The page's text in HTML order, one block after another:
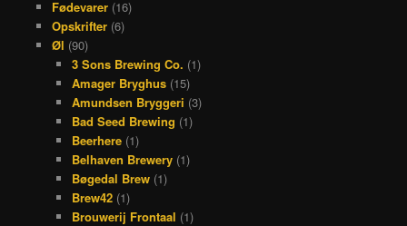
Fødevarer(16)
Opskrifter(6)
Øl (90)
3 Sons Brewing Co. (1)
Amager Bryghus (15)
Amundsen Bryggeri (3)
Bad Seed Brewing (1)
Beerhere (1)
Belhaven Brewery (1)
Bøgedal Brew (1)
Brew42 (1)
Brouwerij Frontaal (1)